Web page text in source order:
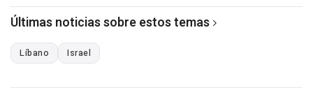
Últimas noticias sobre estos temas
Líbano Israel